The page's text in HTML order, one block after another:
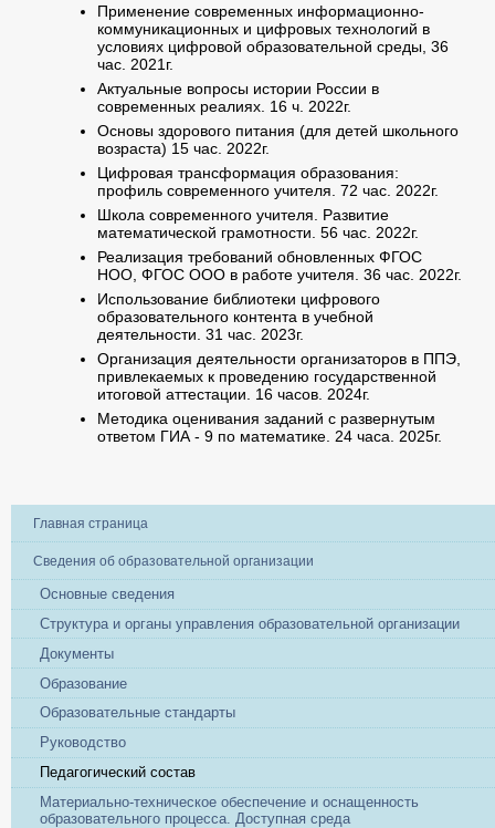
Применение современных информационно-
коммуникационных и цифровых технологий в
условиях цифровой образовательной среды, 36
час. 2021г.
Актуальные вопросы истории России в
современных реалиях. 16 ч. 2022г.
Основы здорового питания (для детей школьного
возраста) 15 час. 2022г.
Цифровая трансформация образования:
профиль современного учителя. 72 час. 2022г.
Школа современного учителя. Развитие
математической грамотности. 56 час. 2022г.
Реализация требований обновленных ФГОС
НОО, ФГОС ООО в работе учителя. 36 час. 2022г.
Использование библиотеки цифрового
образовательного контента в учебной
деятельности. 31 час. 2023г.
Организация деятельности организаторов в ППЭ,
привлекаемых к проведению государственной
итоговой аттестации. 16 часов. 2024г.
Методика оценивания заданий с развернутым
ответом ГИА - 9 по математике. 24 часа. 2025г.
Главная страница
Сведения об образовательной организации
Основные сведения
Структура и органы управления образовательной организации
Документы
Образование
Образовательные стандарты
Руководство
Педагогический состав
Материально-техническое обеспечение и оснащенность
образовательного процесса. Доступная среда